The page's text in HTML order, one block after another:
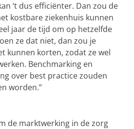
‘t dus efficiënter. Dan zou de
kostbare ziekenhuis kunnen
jaar de tijd om op hetzelfde
ze dat niet, dan zou je
kunnen korten, zodat ze wel
Benchmarking en
over best practice zouden
worden.”
de marktwerking in de zorg